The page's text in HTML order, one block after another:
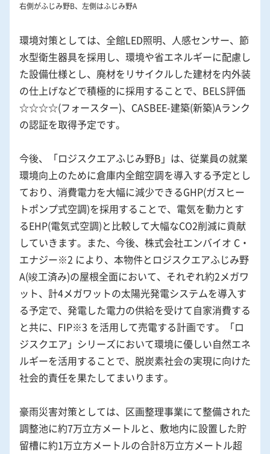
右側がふじみ野B、左側はふじみ野A
環境対策としては、全館LED照明、人感センサー、節
水型衛生器具を採用し、環境や省エネルギーに配慮し
た設備仕様とし、廃材をリサイクルした建材を内外装
の仕上げなどで積極的に採用することで、BELS評価
☆☆☆☆(フォースター)、CASBEE-建築(新築)Aランク
の認証を取得予定です。
今後、「ロジスクエアふじみ野B」は、従業員の就業
環境向上のために倉庫内全館空調を導入する予定とし
ており、消費電力を大幅に減少できるGHP(ガスヒー
トポンプ式空調)を採用することで、電気を動力とす
るEHP(電気式空調)と比較して大幅なCO2削減に貢献
していきます。また、今後、株式会社エンバイオ C・
エナジー※2 により、本物件とロジスクエアふじみ野
A(竣工済み)の屋根全面において、それぞれ約2メガワ
ット、計4メガワットの太陽光発電システムを導入す
る予定で、発電した電力の供給を受けて自家消費する
と共に、FIP※3 を活用して売電する計画です。「ロ
ジスクエア」シリーズにおいて環境に優しい自然エネ
ルギーを活用することで、脱炭素社会の実現に向けた
社会的責任を果たしてまいります。
豪雨災害対策としては、区画整理事業にて整備された
調整池に約7万立方メートルと、敷地内に設置した貯
留槽に約1万立方メートルの合計8万立方メートル超